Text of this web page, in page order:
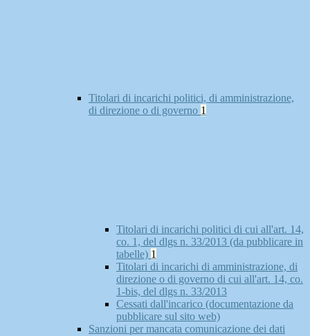
Titolari di incarichi politici, di amministrazione,
di direzione o di governo 1
Titolari di incarichi politici di cui all'art. 14,
co. 1, del dlgs n. 33/2013 (da pubblicare in
tabelle) 1
Titolari di incarichi di amministrazione, di
direzione o di governo di cui all'art. 14, co.
1-bis, del dlgs n. 33/2013
Cessati dall'incarico (documentazione da
pubblicare sul sito web)
Sanzioni per mancata comunicazione dei dati